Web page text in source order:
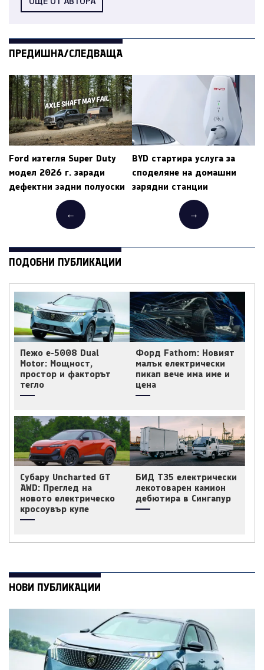
ПРЕДИШНА/СЛЕДВАЩА
Ford изтегля Super Duty
модел 2026 г. заради
дефектни задни полуоски
←
BYD стартира услуга за
споделяне на домашни
зарядни станции
→
ПОДОБНИ ПУБЛИКАЦИИ
Пежо e-5008 Dual
Motor: Мощност,
простор и факторът
тегло
Форд Fathom: Новият
малък електрически
пикап вече има име и
цена
Субару Uncharted GT
AWD: Преглед на
новото електрическо
кросоувър купе
БИД T35 електрически
лекотоварен камион
дебютира в Сингапур
НОВИ ПУБЛИКАЦИИ